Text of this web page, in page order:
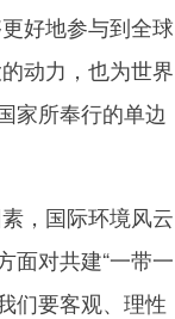
好地参与到全球
动力，也为世界
家所奉行的单边
，国际环境风云
面对共建“一带一
们要客观、理性